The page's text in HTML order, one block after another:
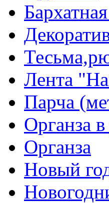
Лента
Парча
Органза
Органза
Новый